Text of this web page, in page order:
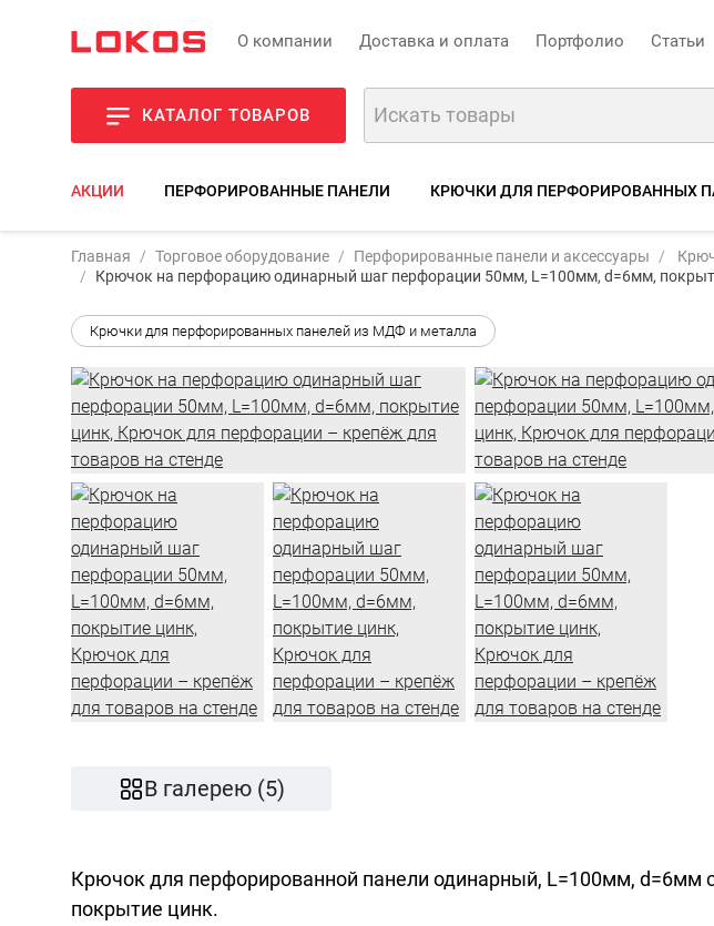
О компании Доставка и оплата Портфолио Статьи
КАТАЛОГ ТОВАРОВ
АКЦИИ ПЕРФОРИРОВАННЫЕ ПАНЕЛИ КРЮЧКИ ДЛЯ ПЕРФОРИРОВАННЫХ
Артикул:КОЦ 100-6
Крючок на
Главная Торговое оборудование Перфорированные панели и аксессуары
Крючок на перфорацию одинарный шаг перфорации 50мм, L=100мм, d=6мм,
Крючки для перфорированных панелей из МДФ и металла
В галерею (5)
Крючок для перфорированной панели одинарный, L=100мм, d=6мм
покрытие цинк.